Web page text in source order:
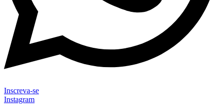
Inscreva-se
Instagram